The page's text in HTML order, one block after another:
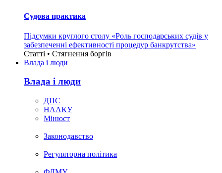
Судова практика
Підсумки круглого столу «Роль господарських судів у
забезпеченні ефективності процедур банкрутства»
Статті • Стягнення боргiв
Влада i люди
Влада i люди
ДПС
НААКУ
Мінюст
Законодавство
Регуляторна політика